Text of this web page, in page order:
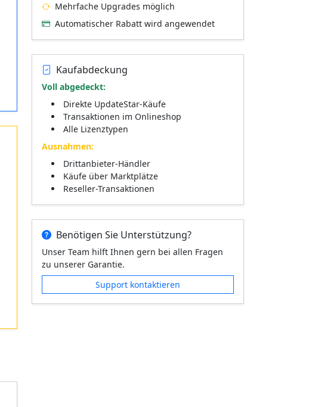
Mehrfache Upgrades möglich
Automatischer Rabatt wird angewendet
Kaufabdeckung
Voll abgedeckt:
Direkte UpdateStar-Käufe
Transaktionen im Onlineshop
Alle Lizenztypen
Ausnahmen:
Drittanbieter-Händler
Käufe über Marktplätze
Reseller-Transaktionen
Benötigen Sie Unterstützung?
Unser Team hilft Ihnen gern bei allen Fragen
zu unserer Garantie.
Support kontaktieren